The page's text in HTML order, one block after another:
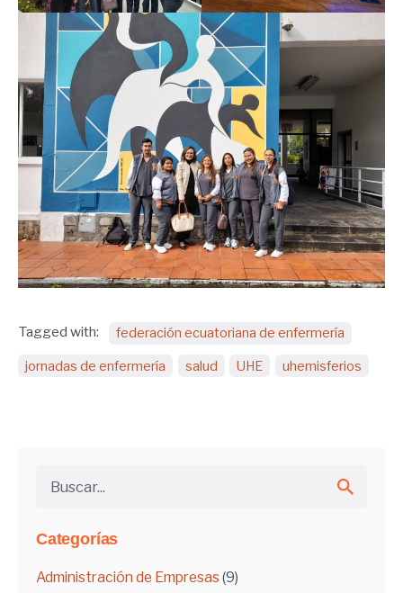
Categorías
Administración de Empresas (9)
Tagged with: federación ecuatoriana de enfermería
jornadas de enfermería salud UHE uhemisferios